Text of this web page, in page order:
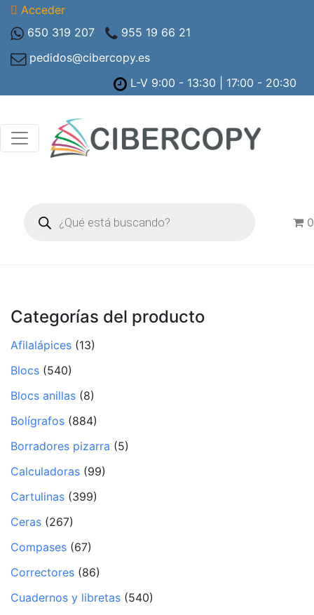
Acceder
650 319 207
955 19 66 21
pedidos@cibercopy.es
L-V 9:00 - 13:30 | 17:00 - 20:30
productos
0
Categorías del producto
Afilalápices (13)
Blocs (540)
Blocs anillas (8)
Bolígrafos (884)
Borradores pizarra (5)
Calculadoras (99)
Cartulinas (399)
Ceras (267)
Compases (67)
Correctores (86)
Cuadernos y libretas (540)